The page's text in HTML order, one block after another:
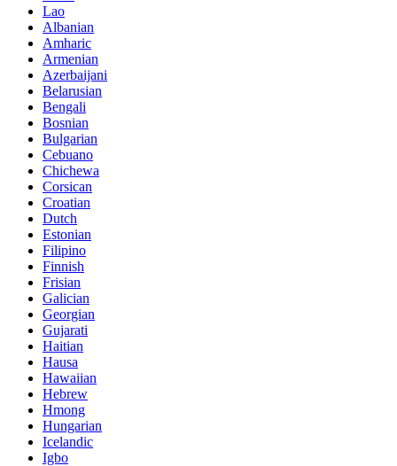
Lao
Albanian
Amharic
Armenian
Azerbaijani
Belarusian
Bengali
Bosnian
Bulgarian
Cebuano
Chichewa
Corsican
Croatian
Dutch
Estonian
Filipino
Finnish
Frisian
Galician
Georgian
Gujarati
Haitian
Hausa
Hawaiian
Hebrew
Hmong
Hungarian
Icelandic
Igbo